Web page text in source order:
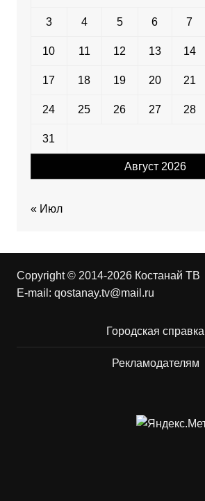
Август 2026
3 4 5 6 7
10 11 12 13 14
17 18 19 20 21
24 25 26 27 28
31
« Июл
Copyright © 2014-2026 Костанай ТВ
E-mail: qostanay.tv@mail.ru
Городская справка
Рекламодателям